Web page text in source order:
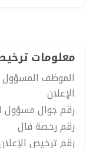
معلومات
الموظف
الإعلان
رقم جوال مسؤول
رقم رخصة فال
رقم ترخيص